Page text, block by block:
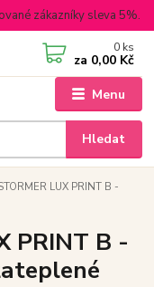
zákazníky sleva 5%.
Menu
Hledat
0 ks
za 0,00 Kč
LUX PRINT B -
PRINT B -